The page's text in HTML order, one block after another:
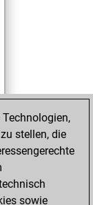
stellen, die
sowie